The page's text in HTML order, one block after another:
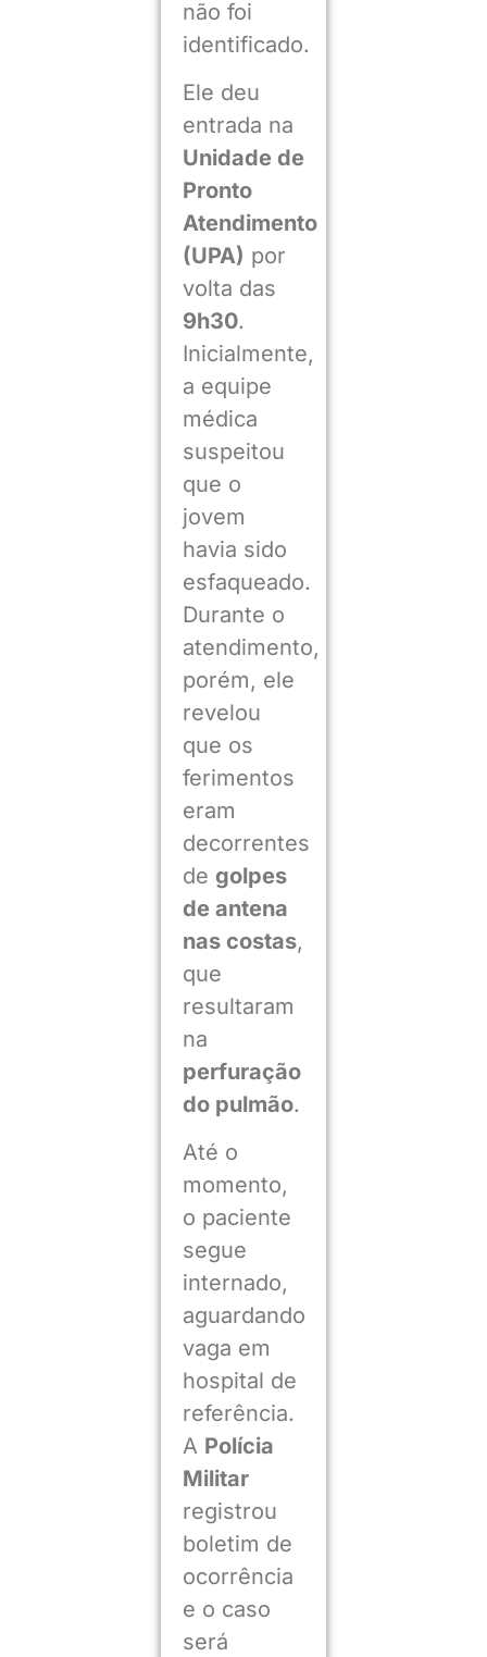
não foi
identificado.
Ele deu
entrada na
Unidade de
Pronto
Atendimento
(UPA) por
volta das
9h30.
Inicialmente,
a equipe
médica
suspeitou
que o
jovem
havia sido
esfaqueado.
Durante o
atendimento,
porém, ele
revelou
que os
ferimentos
eram
decorrentes
de golpes
de antena
nas costas,
que
resultaram
na
perfuração
do pulmão.
Até o
momento,
o paciente
segue
internado,
aguardando
vaga em
hospital de
referência.
A Polícia
Militar
registrou
boletim de
ocorrência
e o caso
será